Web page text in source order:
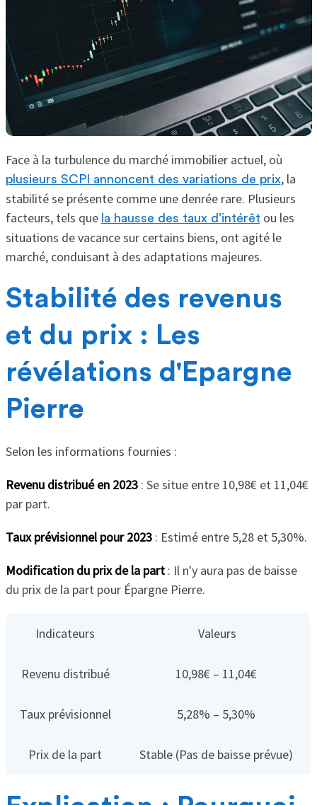
Face à la turbulence du marché immobilier actuel, où
plusieurs SCPI annoncent des variations de prix, la
stabilité se présente comme une denrée rare. Plusieurs
facteurs, tels que la hausse des taux d’intérêt ou les
situations de vacance sur certains biens, ont agité le
marché, conduisant à des adaptations majeures.
Stabilité des revenus
et du prix : Les
révélations d'Epargne
Pierre
Selon les informations fournies :
Revenu distribué en 2023: Se situe entre 10,98€ et 11,04€
par part.
Taux prévisionnel pour 2023: Estimé entre 5,28 et 5,30%.
Modification du prix de la part: Il n'y aura pas de baisse
du prix de la part pour Épargne Pierre.
Indicateurs Valeurs
Revenu distribué 10,98€ – 11,04€
Taux prévisionnel 5,28% – 5,30%
Prix de la part Stable (Pas de baisse prévue)